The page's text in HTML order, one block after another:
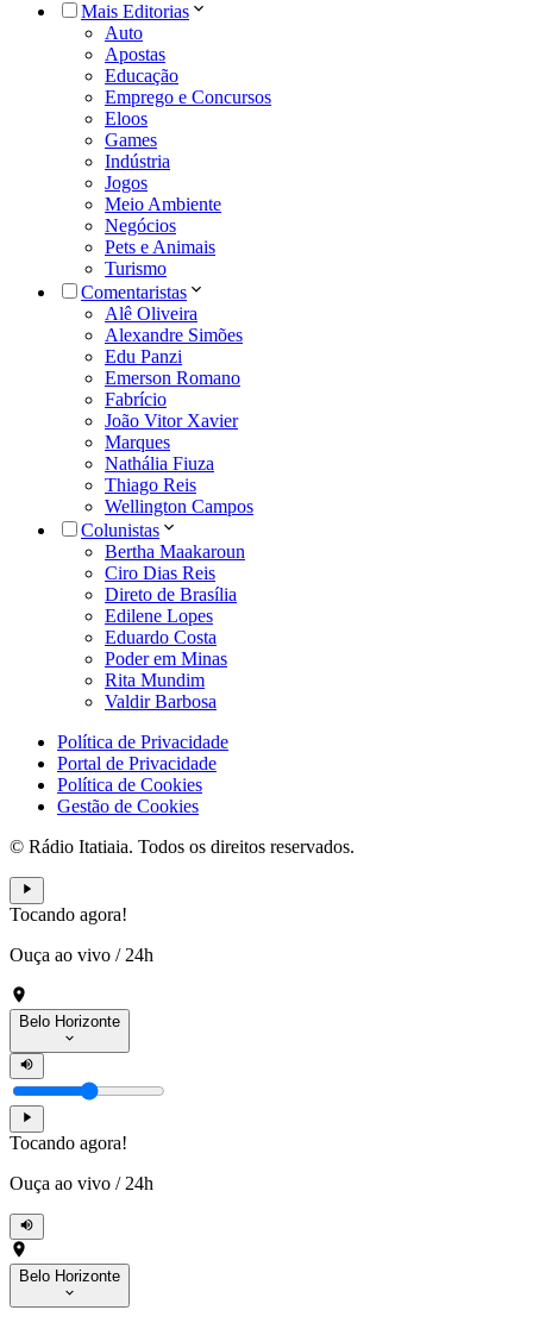
Mais Editorias
Auto
Apostas
Educação
Emprego e Concursos
Eloos
Games
Indústria
Jogos
Meio Ambiente
Negócios
Pets e Animais
Turismo
Comentaristas
Alê Oliveira
Alexandre Simões
Edu Panzi
Emerson Romano
Fabrício
João Vitor Xavier
Marques
Nathália Fiuza
Thiago Reis
Wellington Campos
Colunistas
Bertha Maakaroun
Ciro Dias Reis
Direto de Brasília
Edilene Lopes
Eduardo Costa
Poder em Minas
Rita Mundim
Valdir Barbosa
Política de Privacidade
Portal de Privacidade
Política de Cookies
Gestão de Cookies
© Rádio Itatiaia. Todos os direitos reservados.
Tocando agora!
Ouça ao vivo / 24h
Belo Horizonte
Tocando agora!
Ouça ao vivo / 24h
Belo Horizonte